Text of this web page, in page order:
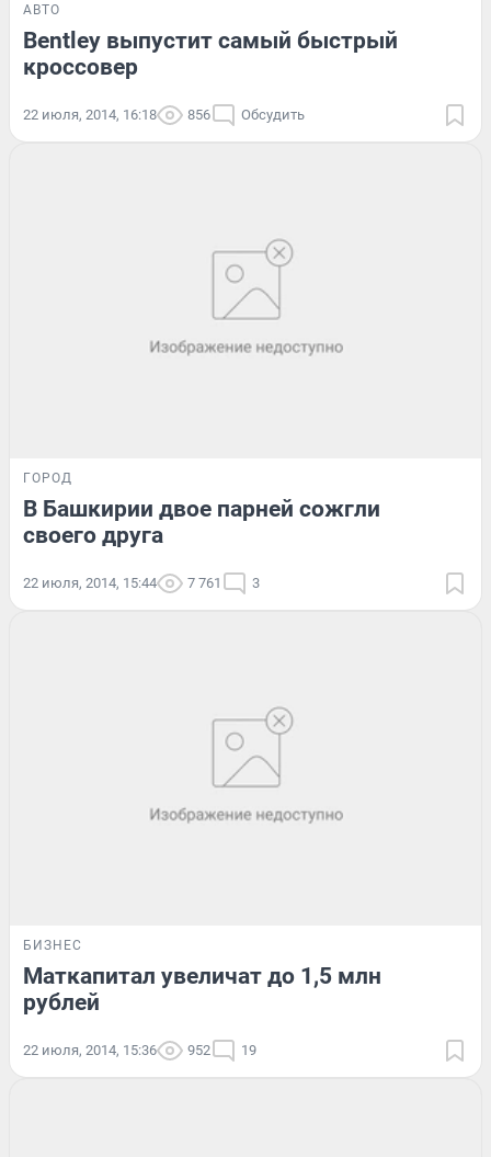
АВТО
Bentley выпустит самый быстрый
кроссовер
22 июля, 2014, 16:18 856 Обсудить
ГОРОД
В Башкирии двое парней сожгли
своего друга
22 июля, 2014, 15:44 7 761 3
БИЗНЕС
Маткапитал увеличат до 1,5 млн
рублей
22 июля, 2014, 15:36 952 19